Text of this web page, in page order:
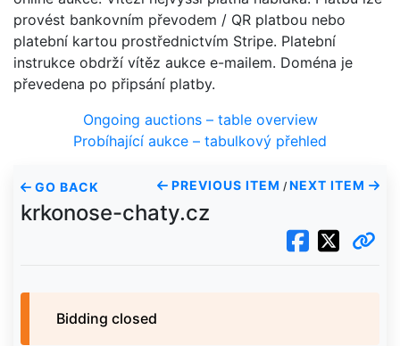
provést bankovním převodem / QR platbou nebo
platební kartou prostřednictvím Stripe. Platební
instrukce obdrží vítěz aukce e-mailem. Doména je
převedena po připsání platby.
Ongoing auctions – table overview
Probíhající aukce – tabulkový přehled
GO BACK PREVIOUS ITEM / NEXT ITEM
krkonose-chaty.cz
Bidding closed